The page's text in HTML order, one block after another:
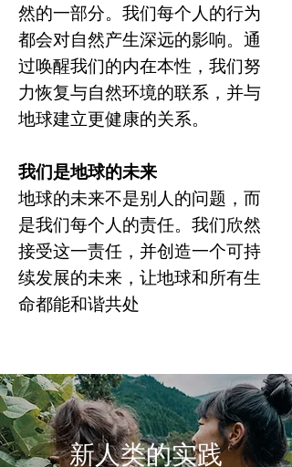
然的一部分。我们每个人的行为
都会对自然产生深远的影响。通
过唤醒我们的内在本性，我们努
力恢复与自然环境的联系，并与
地球建立更健康的关系。
我们是地球的未来
地球的未来不是别人的问题，而
是我们每个人的责任。我们欣然
接受这一责任，并创造一个可持
续发展的未来，让地球和所有生
命都能和谐共处
新人类的实践